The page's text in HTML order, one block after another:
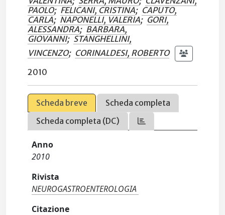
PAOLO; FELICANI, CRISTINA; CAPUTO,
CARLA; NAPONELLI, VALERIA; GORI,
ALESSANDRA; BARBARA,
GIOVANNI; STANGHELLINI,
VINCENZO; CORINALDESI, ROBERTO
2010
Scheda breve
Scheda completa
Scheda completa (DC)
Anno
2010
Rivista
NEUROGASTROENTEROLOGIA
Citazione